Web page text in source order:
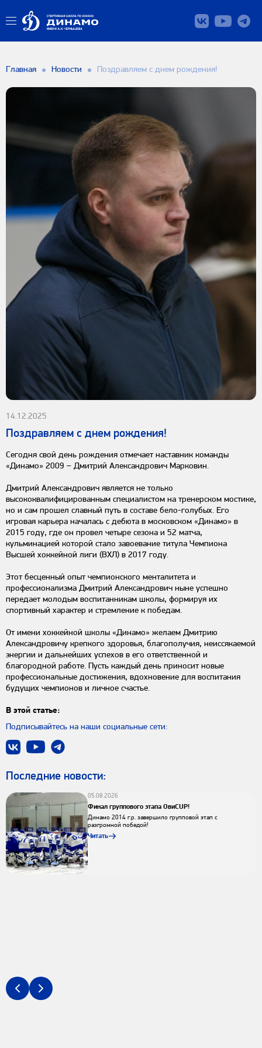
Главная Новости Поздравляем с днем рождения!
14.12.2025
Поздравляем с днем рождения!
Сегодня свой день рождения отмечает наставник команды
«Динамо» 2009 – Дмитрий Александрович Марковин.
Дмитрий Александрович является не только
высококвалифицированным специалистом на тренерском мостике,
но и сам прошел славный путь в составе бело-голубых. Его
игровая карьера началась с дебюта в московском «Динамо» в
2015 году, где он провел четыре сезона и 52 матча,
кульминацией которой стало завоевание титула Чемпиона
Высшей хоккейной лиги (ВХЛ) в 2017 году.
Этот бесценный опыт чемпионского менталитета и
профессионализма Дмитрий Александрович ныне успешно
передает молодым воспитанникам школы, формируя их
спортивный характер и стремление к победам.
От имени хоккейной школы «Динамо» желаем Дмитрию
Александровичу крепкого здоровья, благополучия, неиссякаемой
энергии и дальнейших успехов в его ответственной и
благородной работе. Пусть каждый день приносит новые
профессиональные достижения, вдохновение для воспитания
будущих чемпионов и личное счастье.
В этой статье:
Подписывайтесь на наши социальные сети:
Последниe новости:
05.08.2026
Финал группового этапа ОвиCUP!
Динамо 2014 г.р. завершило групповой этап с
разгромной победой!
Читать